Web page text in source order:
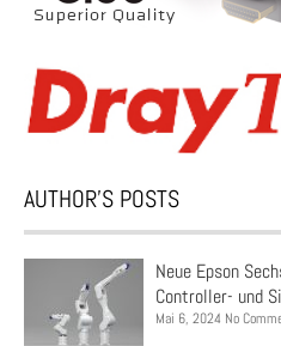
AUTHOR’S POSTS
Neue Epson
Controller- und
Mai 6, 2024 No